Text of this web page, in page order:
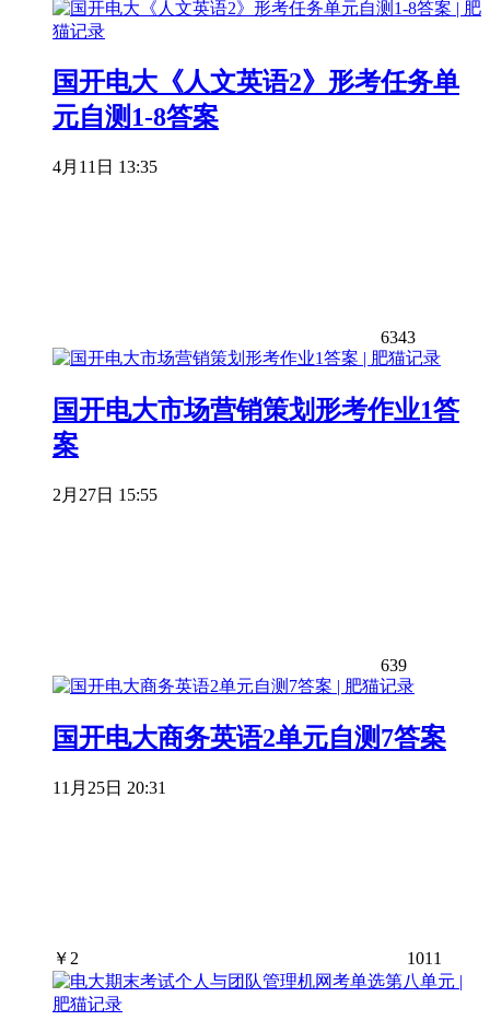
国开电大《人文英语2》形考任务单
元自测1-8答案
4月11日 13:35
6343
国开电大市场营销策划形考作业1答
案
2月27日 15:55
639
国开电大商务英语2单元自测7答案
11月25日 20:31
￥ 2 1011